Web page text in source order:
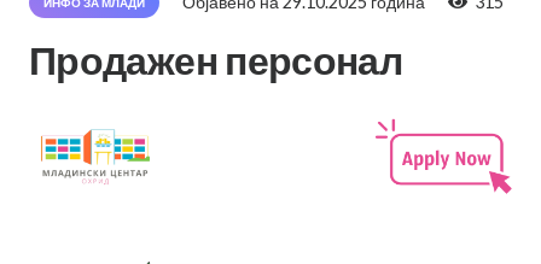
Продажен персонал